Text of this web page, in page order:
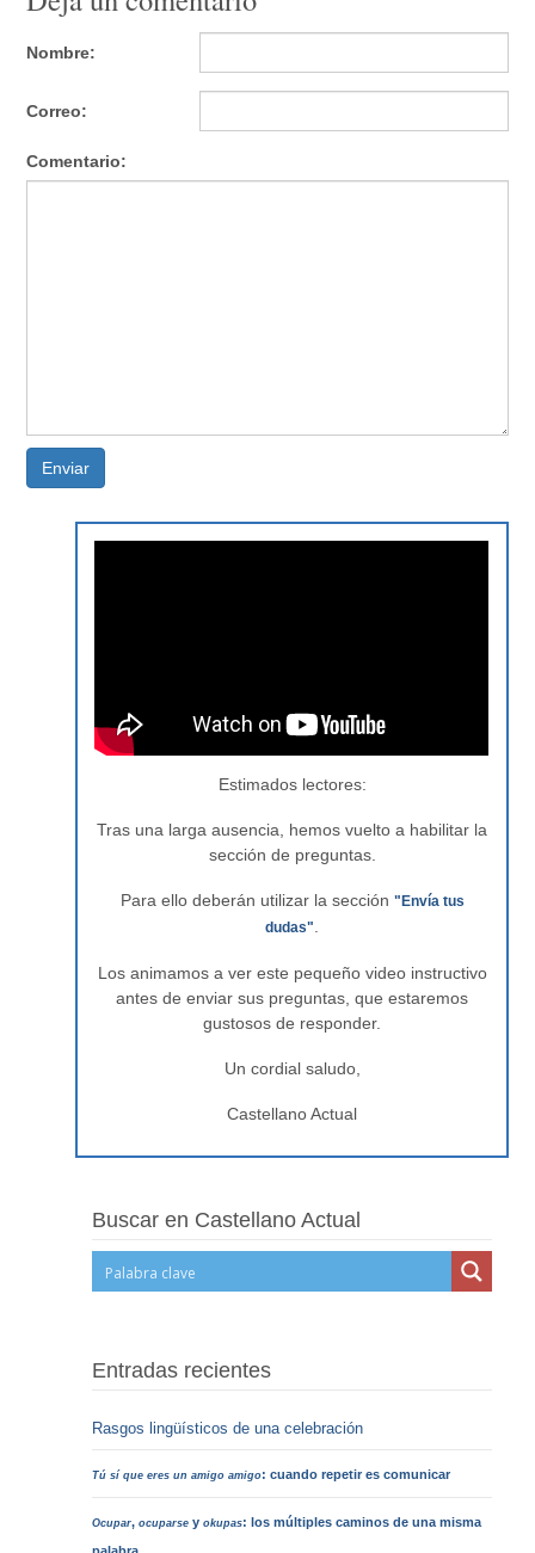
Nombre:
Correo:
Comentario:
Enviar
Estimados lectores:
Tras una larga ausencia, hemos vuelto a habilitar la
sección de preguntas.
Para ello deberán utilizar la sección "Envía tus
dudas"
Los animamos a ver este pequeño video instructivo
antes de enviar sus preguntas, que estaremos
gustosos de responder.
Un cordial saludo,
Castellano Actual
Buscar en Castellano Actual
Entradas recientes
Rasgos lingüísticos de una celebración
Tú sí que eres un amigo amigo: cuando repetir es comunicar
Ocupar,ocuparse yokupas: los múltiples caminos de una misma